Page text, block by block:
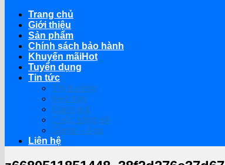
Trang chủ
Giới thiệu
Sản phẩm
Chính sách bảo hành
Khuyến mãi
Tuyển dụng
Tin tức
Thị trường
Mẹo hay
Đánh giá
Cuộc sống số
Game – App
Liên hệ